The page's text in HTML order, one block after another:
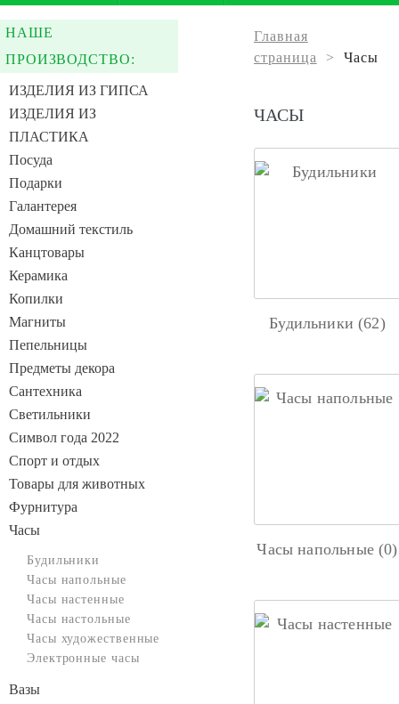
Главная
страница
> Часы
ЧАСЫ
Будильники (62)
Часы напольные (0)
НАШЕ
ПРОИЗВОДСТВО:
ИЗДЕЛИЯ ИЗ ГИПСА
ИЗДЕЛИЯ ИЗ
ПЛАСТИКА
Посуда
Подарки
Галантерея
Домашний текстиль
Канцтовары
Керамика
Копилки
Магниты
Пепельницы
Предметы декора
Сантехника
Светильники
Символ года 2022
Спорт и отдых
Товары для животных
Фурнитура
Часы
Будильники
Часы напольные
Часы настенные
Часы настольные
Часы художественные
Электронные часы
Вазы